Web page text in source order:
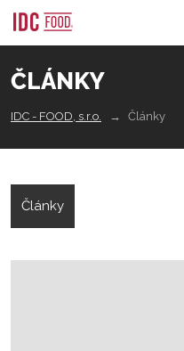
ČLÁNKY
IDC - FOOD, s.r.o. Články
Články